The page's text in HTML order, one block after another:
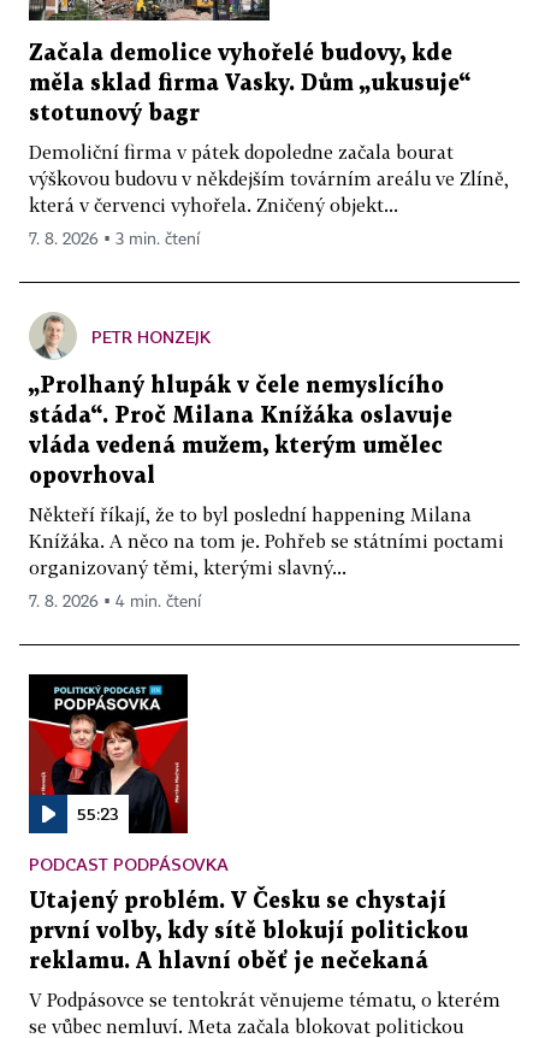
Začala demolice vyhořelé budovy, kde
měla sklad firma Vasky. Dům „ukusuje“
stotunový bagr
Demoliční firma v pátek dopoledne začala bourat
výškovou budovu v někdejším továrním areálu ve Zlíně,
která v červenci vyhořela. Zničený objekt...
7. 8. 2026 ▪ 3 min. čtení
PETR HONZEJK
„Prolhaný hlupák v čele nemyslícího
stáda“. Proč Milana Knížáka oslavuje
vláda vedená mužem, kterým umělec
opovrhoval
Někteří říkají, že to byl poslední happening Milana
Knížáka. A něco na tom je. Pohřeb se státními poctami
organizovaný těmi, kterými slavný...
7. 8. 2026 ▪ 4 min. čtení
55:23
PODCAST PODPÁSOVKA
Utajený problém. V Česku se chystají
první volby, kdy sítě blokují politickou
reklamu. A hlavní oběť je nečekaná
V Podpásovce se tentokrát věnujeme tématu, o kterém
se vůbec nemluví. Meta začala blokovat politickou